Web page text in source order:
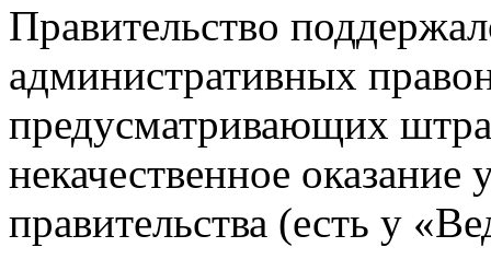
Правительство
административных
предусматривающих
некачественное оказание
правительства (есть у